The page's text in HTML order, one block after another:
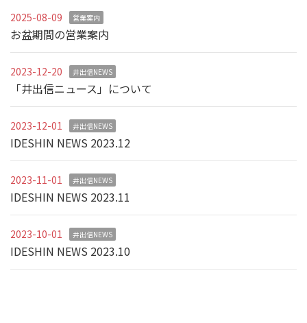
2025-08-09 営業案内
お盆期間の営業案内
2023-12-20 井出信NEWS
「井出信ニュース」について
2023-12-01 井出信NEWS
IDESHIN NEWS 2023.12
2023-11-01 井出信NEWS
IDESHIN NEWS 2023.11
2023-10-01 井出信NEWS
IDESHIN NEWS 2023.10